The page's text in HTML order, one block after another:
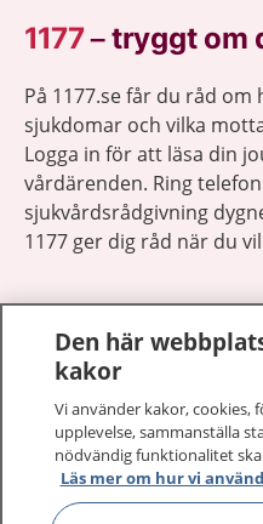
1177–tryggt om
På 1177.se får du råd
sjukdomar och vilka
Logga in för att läsa din
vårdärenden. Ring
sjukvårdsrådgivning
1177 ger dig råd när du
1177 på flera språk
Om 1177
Den här
kakor
Vi använder kakor, cookies,
upplevelse, sammanställa
nödvändig funktionalitet
Läs mer om hur vi